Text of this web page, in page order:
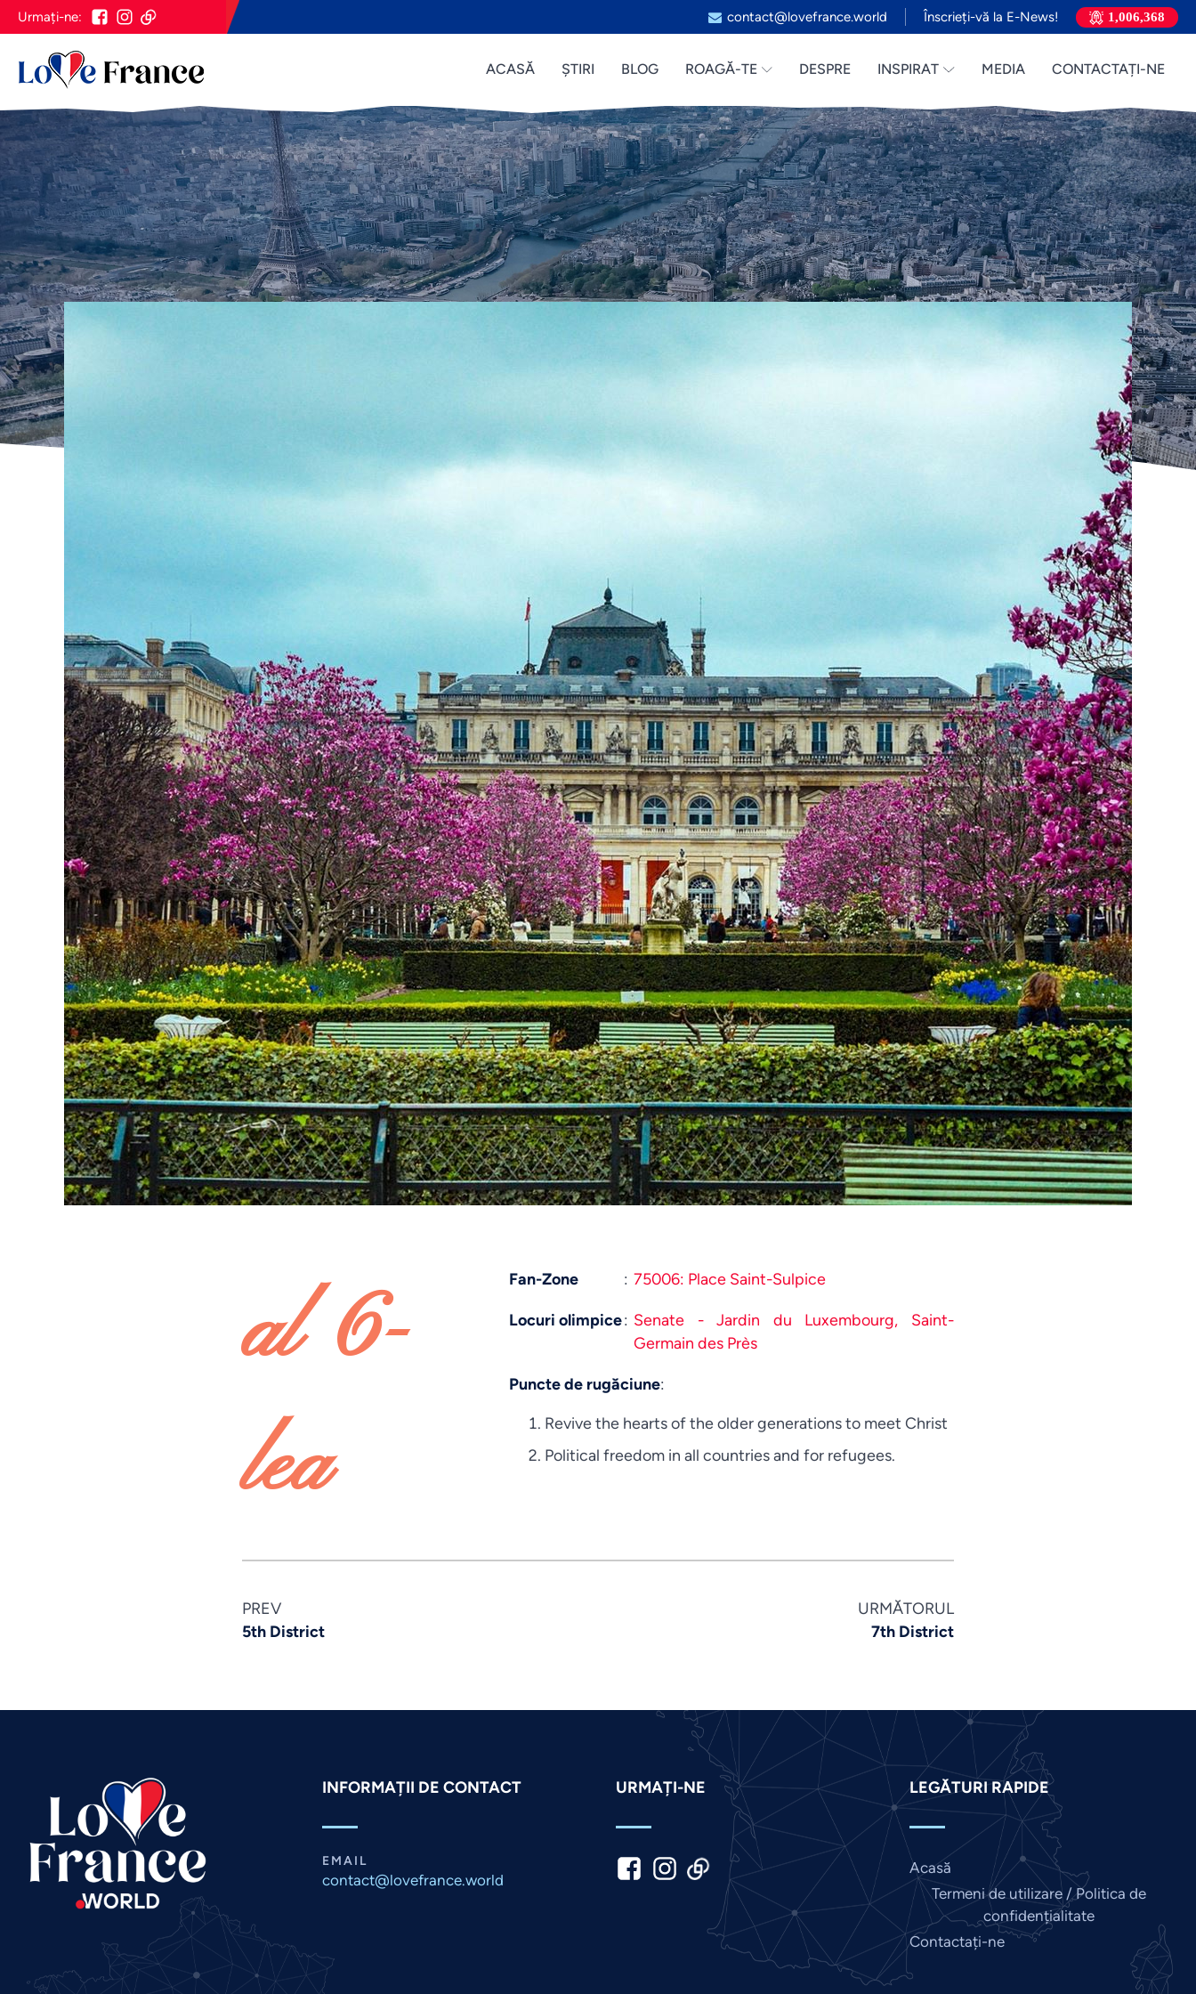
Urmați-ne: contact@lovefrance.world Înscrieți-vă la E-News! 1,006,368
ACASĂ ȘTIRI BLOG ROAGĂ-TE DESPRE INSPIRAT MEDIA CONTACTAȚI-NE
al 6-
lea
Fan-Zone : 75006: Place Saint-Sulpice
Locuri olimpice: Senate - Jardin du Luxembourg,
Saint-
Germain des Près
Puncte de rugăciune:
Revive the hearts of the older generations to meet Christ
Political freedom in all countries and for refugees.
PREV
5th District
URMĂTORUL
7th District
INFORMAȚII DE CONTACT
EMAIL
contact@lovefrance.world
URMAȚI-NE LEGĂTURI RAPIDE
Acasă
Termeni de utilizare / Politica de
confidențialitate
Contactați-ne
Chinese
Dutch
Finnish
French
German
Gujarati
Hindi
Indonesian
Thai
Urdu
Vietnamese